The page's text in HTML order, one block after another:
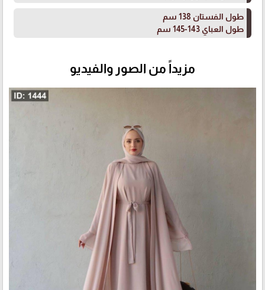
طول الفستان 138 سم
طول العباي 143-145 سم
مزيداً من الصور والفيديو